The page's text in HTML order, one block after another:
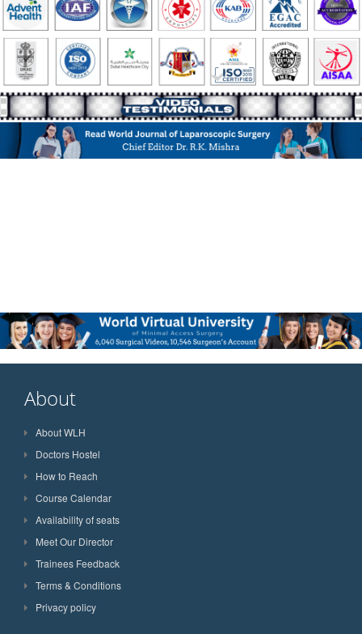
About
About WLH
Doctors Hostel
How to Reach
Course Calendar
Availability of seats
Meet Our Director
Trainees Feedback
Terms & Conditions
Privacy policy